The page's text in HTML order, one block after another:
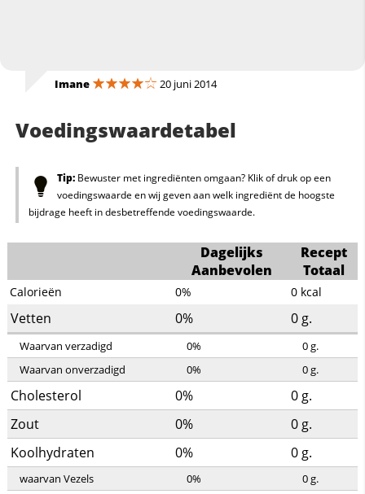
Imane 20 juni 2014
Voedingswaardetabel
Tip:Bewuster met ingrediënten omgaan? Klik of druk op een
voedingswaarde en wij geven aan welk ingrediënt de hoogste
bijdrage heeft in desbetreffende voedingswaarde.
Dagelijks
Aanbevolen
Recept
Totaal
Calorieën 0% 0 kcal
Vetten 0% 0 g.
Waarvan verzadigd 0% 0g.
Waarvan onverzadigd
0% 0g.
Cholesterol 0% 0 g.
Zout
0% 0 g.
Koolhydraten
0% 0 g.
waarvan Vezels 0% 0g.